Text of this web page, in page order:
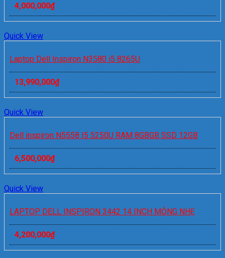
4,000,000₫
Quick View
Laptop Dell Inspiron N3580 i5 8265U
13,990,000₫
Quick View
Dell inspiron N5558 I5 5250U RAM 8GBGB SSD 12GB
6,500,000₫
Quick View
LAPTOP DELL INSPIRON 3442 14 INCH MỎNG NHẸ
4,200,000₫